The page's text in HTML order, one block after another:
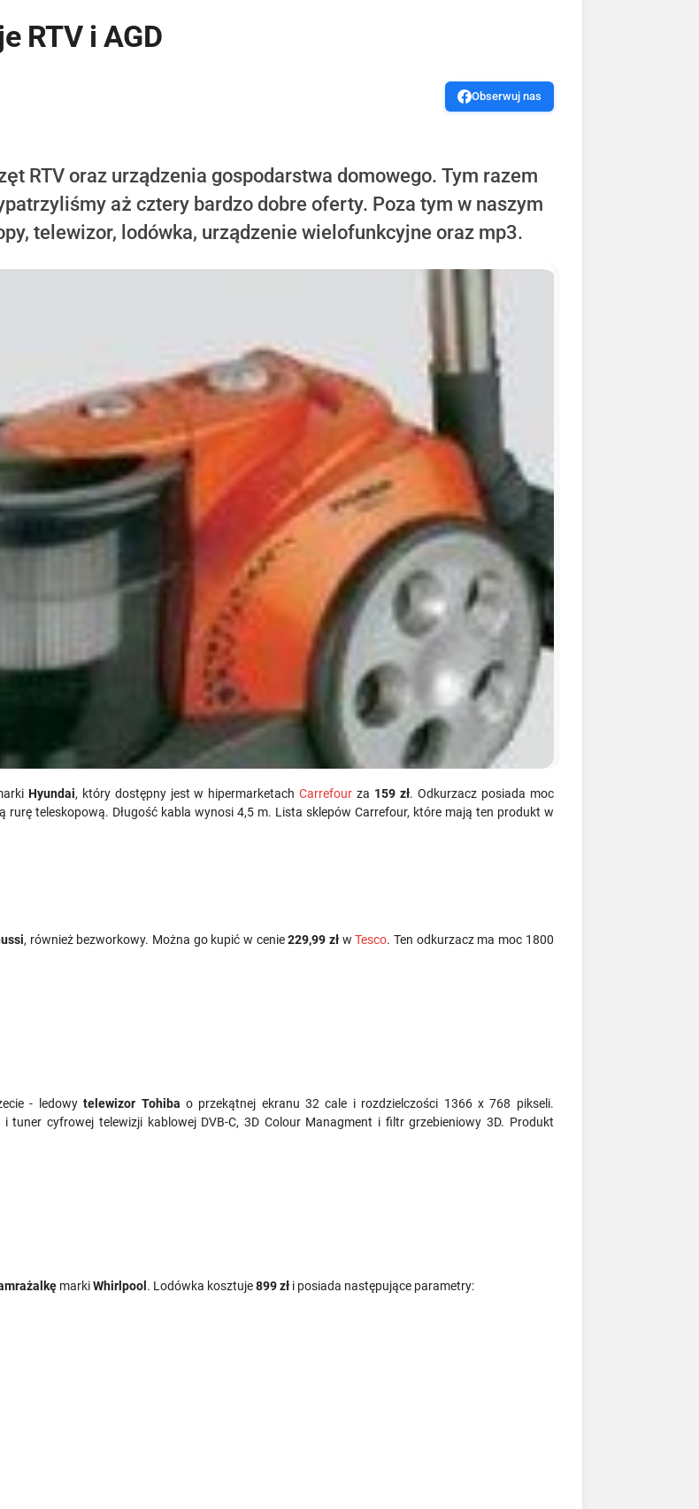
RTV i AGD
Obserwuj nas
RTV oraz urządzenia gospodarstwa domowego. Tym razem
aż cztery bardzo dobre oferty. Poza tym w naszym
telewizor, lodówka, urządzenie wielofunkcyjne oraz mp3.
Hyundai, który dostępny jest w hipermarketachCarrefour za 159 zł. Odkurzacz posiada moc
rurę teleskopową. Długość kabla wynosi 4,5 m. Lista sklepów Carrefour, które mają ten produkt w
, również bezworkowy. Można go kupić w cenie229,99 zł wTesco. Ten odkurzacz ma moc 1800
- ledowytelewizor Tohiba o przekątnej ekranu 32 cale i rozdzielczości 1366 x 768 pikseli.
tuner cyfrowej telewizji kablowej DVB-C, 3D Colour Managment i filtr grzebieniowy 3D. Produkt
markiWhirlpool . Lodówka kosztuje899 zł i posiada następujące parametry: